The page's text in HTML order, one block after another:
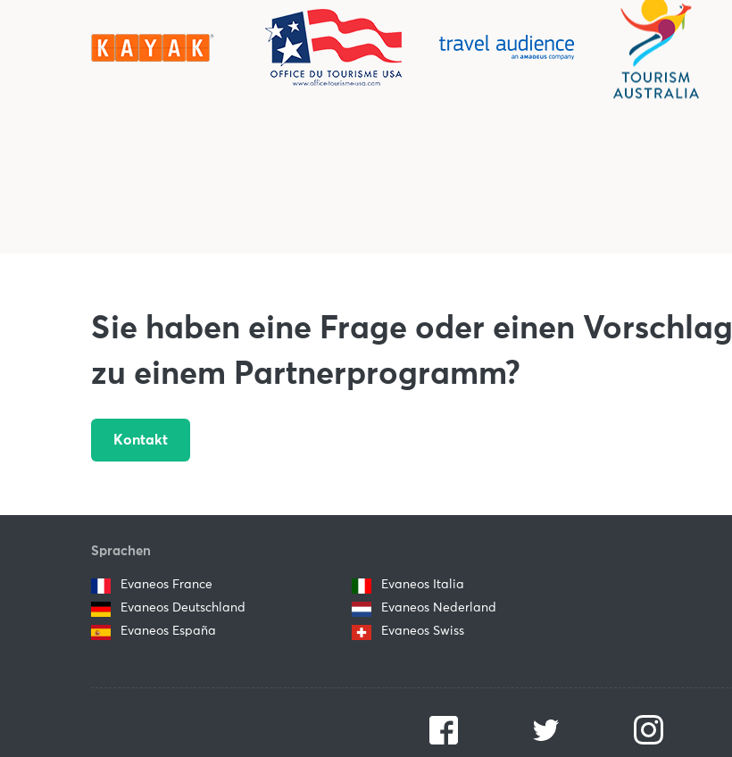
Sie haben eine Frage oder einen Vorschlag
zu einem Partnerprogramm?
Kontakt
Sprachen
Evaneos France
Evaneos Deutschland
Evaneos España
Evaneos Italia
Evaneos Nederland
Evaneos Swiss